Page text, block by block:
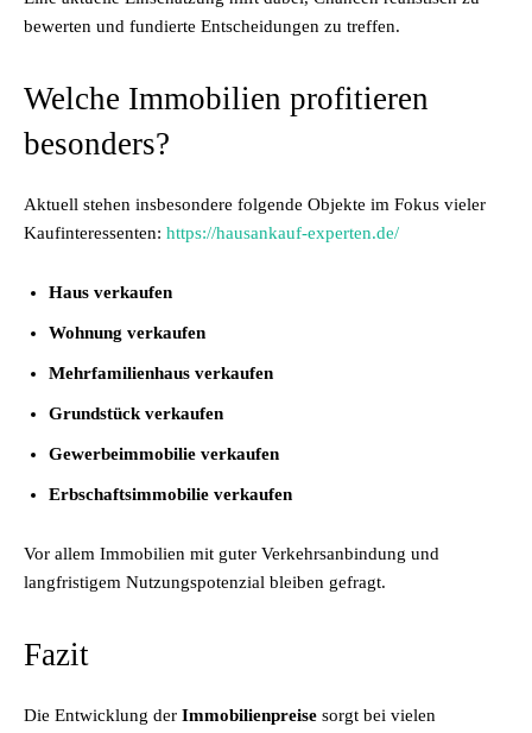
bewerten und fundierte Entscheidungen zu treffen.
Welche Immobilien profitieren
besonders?
Aktuell stehen insbesondere folgende Objekte im Fokus vieler
Kaufinteressenten: https://hausankauf-experten.de/
Haus verkaufen
Wohnung verkaufen
Mehrfamilienhaus verkaufen
Grundstück verkaufen
Gewerbeimmobilie verkaufen
Erbschaftsimmobilie verkaufen
Vor allem Immobilien mit guter Verkehrsanbindung und
langfristigem Nutzungspotenzial bleiben gefragt.
Fazit
Die Entwicklung der Immobilienpreise sorgt bei vielen